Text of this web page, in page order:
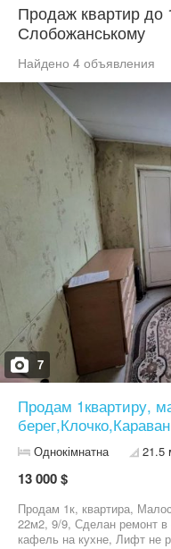
Продаж квартир до
Слобожанському
Найдено 4 объявления
7
Продам 1квартиру,
Однокімнатна 21.5
13 000 $
Продам 1к, квартира,
22м2, 9/9, Сделан ремонт в
кафель на кухне, Лифт не